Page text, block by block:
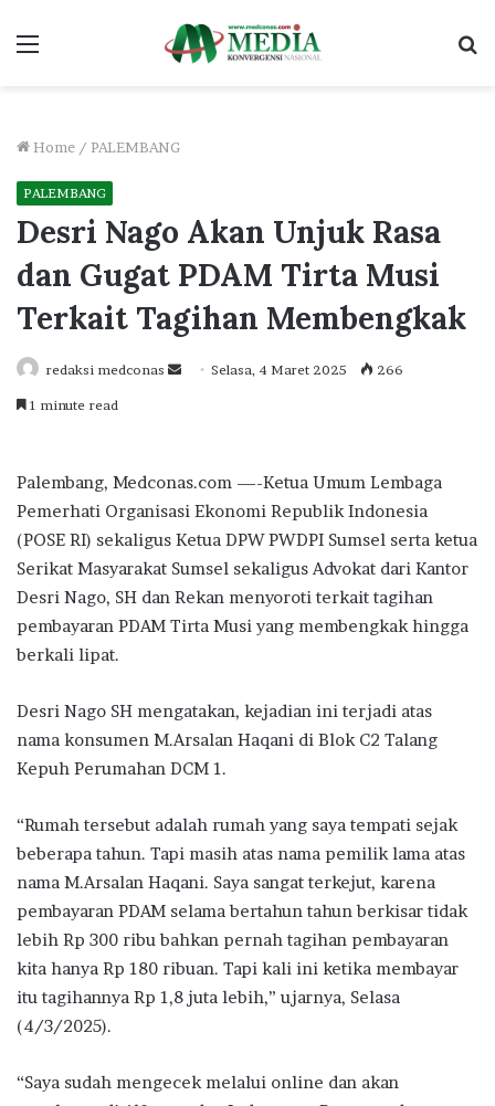
Menu
Home / PALEMBANG
PALEMBANG
Desri Nago Akan Unjuk Rasa
dan Gugat PDAM Tirta Musi
Terkait Tagihan Membengkak
redaksi medconas
Send Selasa, 4 Maret 2025 266
1 minute read
Palembang, Medconas.com —-Ketua Umum Lembaga
Pemerhati Organisasi Ekonomi Republik Indonesia
(POSE RI) sekaligus Ketua DPW PWDPI Sumsel serta ketua
Serikat Masyarakat Sumsel sekaligus Advokat dari Kantor
Desri Nago, SH dan Rekan menyoroti terkait tagihan
pembayaran PDAM Tirta Musi yang membengkak hingga
berkali lipat.
Desri Nago SH mengatakan, kejadian ini terjadi atas
nama konsumen M.Arsalan Haqani di Blok C2 Talang
Kepuh Perumahan DCM 1.
“Rumah tersebut adalah rumah yang saya tempati sejak
beberapa tahun. Tapi masih atas nama pemilik lama atas
nama M.Arsalan Haqani. Saya sangat terkejut, karena
pembayaran PDAM selama bertahun tahun berkisar tidak
lebih Rp 300 ribu bahkan pernah tagihan pembayaran
kita hanya Rp 180 ribuan. Tapi kali ini ketika membayar
itu tagihannya Rp 1,8 juta lebih,” ujarnya, Selasa
(4/3/2025).
“Saya sudah mengecek melalui online dan akan